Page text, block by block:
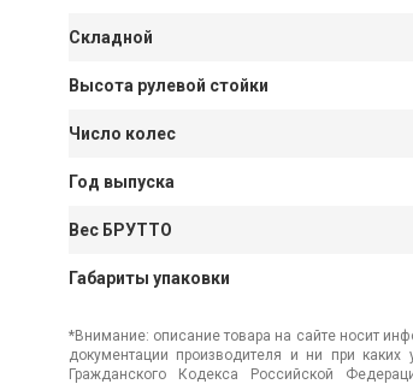
Складной
Высота рулевой стойки
Число колес
Год выпуска
Вес БРУТТО
Габариты упаковки
*Внимание: описание товара на сайте носит
документации производителя и ни при
Гражданского Кодекса Российской